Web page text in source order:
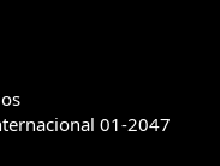
(1) ,
,
(1) ,viajar
01-2047